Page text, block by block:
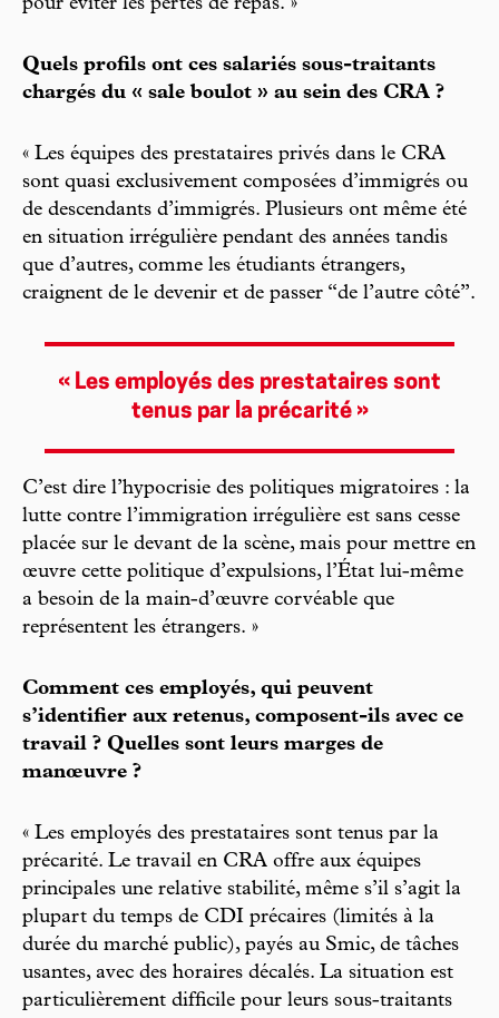
pour éviter les pertes de repas. »
Quels profils ont ces salariés sous-traitants
chargés du « sale boulot » au sein des CRA ?
« Les équipes des prestataires privés dans le CRA
sont quasi exclusivement composées d’immigrés ou
de descendants d’immigrés. Plusieurs ont même été
en situation irrégulière pendant des années tandis
que d’autres, comme les étudiants étrangers,
craignent de le devenir et de passer “de l’autre côté”.
« Les employés des prestataires sont
tenus par la précarité »
C’est dire l’hypocrisie des politiques migratoires : la
lutte contre l’immigration irrégulière est sans cesse
placée sur le devant de la scène, mais pour mettre en
œuvre cette politique d’expulsions, l’État lui-même
a besoin de la main-d’œuvre corvéable que
représentent les étrangers. »
Comment ces employés, qui peuvent
s’identifier aux retenus, composent-ils avec ce
travail ? Quelles sont leurs marges de
manœuvre ?
« Les employés des prestataires sont tenus par la
précarité. Le travail en CRA offre aux équipes
principales une relative stabilité, même s’il s’agit la
plupart du temps de CDI précaires (limités à la
durée du marché public), payés au Smic, de tâches
usantes, avec des horaires décalés. La situation est
particulièrement difficile pour leurs sous-traitants